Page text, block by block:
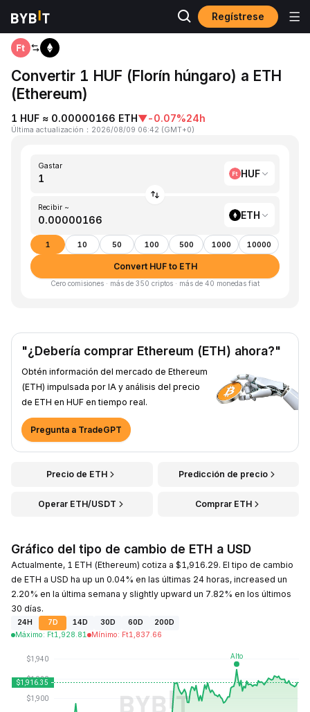
Regístrese
Inicio HUF to ETH
Convertir 1 HUF (Florín húngaro) a ETH
(Ethereum)
1 HUF ≈ 0.00000166 ETH▼-0.07%24h
Última actualización ： 2026/08/09 06:42 (GMT+0)
Gastar
HUF
Recibir ~
ETH
1 10 50 100 500 1000 10000
Convert HUF to ETH
Cero comisiones · más de 350 criptos · más de 40 monedas fiat
"¿Debería comprar Ethereum (ETH) ahora?"
Obtén información del mercado de Ethereum
(ETH) impulsada por IA y análisis del precio
de ETH en HUF en tiempo real.
Pregunta a TradeGPT
Precio de ETH Predicción de precio
Operar ETH/USDT Comprar ETH
Gráfico del tipo de cambio de ETH a USD
Actualmente, 1 ETH (Ethereum) cotiza a $1,916.29. El tipo de cambio
de ETH a USD ha up un 0.04% en las últimas 24 horas, increased un
2.20% en la última semana y slightly upward un 7.82% en los últimos
30 días.
24H 7D 14D 30D 60D
200D
Máximo: Ft1,928.81 Mínimo: Ft1,837.66